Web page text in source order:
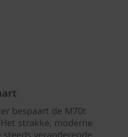
bespaart de M70t
strakke, moderne
veranderende